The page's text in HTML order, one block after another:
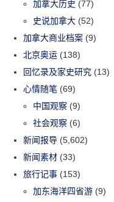
加拿大历史 (77)
史说加拿大 (52)
加拿大商业档案 (9)
北京奥运 (138)
回忆录及家史研究 (13)
心情随笔 (69)
中国观察 (9)
社会观察 (6)
新闻报导 (5,602)
新闻素材 (33)
旅行记事 (153)
加东海洋四省游 (9)